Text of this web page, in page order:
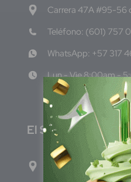
Carrera 47A #95-56
Teléfono: (601) 757
WhatsApp: +57 317
Lun - Vie 8:00am -
El Salvador
1ro Cll Pte, y 61 Av
Salvador Centro